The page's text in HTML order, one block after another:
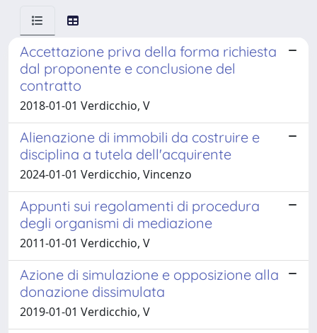
Accettazione priva della forma richiesta
dal proponente e conclusione del
contratto
2018-01-01 Verdicchio, V
Alienazione di immobili da costruire e
disciplina a tutela dell'acquirente
2024-01-01 Verdicchio, Vincenzo
Appunti sui regolamenti di procedura
degli organismi di mediazione
2011-01-01 Verdicchio, V
Azione di simulazione e opposizione alla
donazione dissimulata
2019-01-01 Verdicchio, V